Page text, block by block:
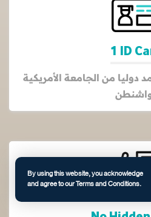
1 ID
من الجامعة الأمريكية
By using this website, you acknowledge
and agree to our Terms and Conditions.